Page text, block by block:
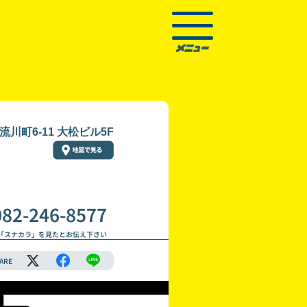
川町6-11 大松ビル5F
246-8577
スナカラ」を見たとお伝え下さい